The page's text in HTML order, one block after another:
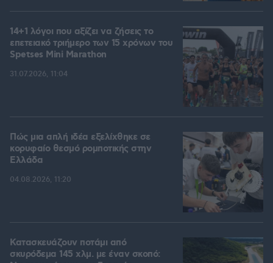
14+1 λόγοι που αξίζει να ζήσεις το
επετειακό τριήμερο των 15 χρόνων του
Spetses Mini Marathon
31.07.2026, 11:04
Πώς μια απλή ιδέα εξελίχθηκε σε
κορυφαίο θεσμό ρομποτικής στην
Ελλάδα
04.08.2026, 11:20
Κατασκευάζουν ποτάμι από
σκυρόδεμα 145 χλμ. με έναν σκοπό: